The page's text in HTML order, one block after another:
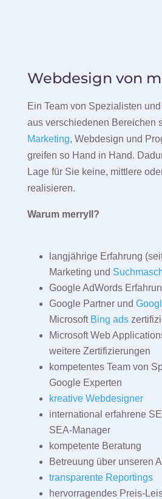
Webdesign von
Ein Team von Spezialisten und
aus verschiedenen Bereichen
Marketing, Webdesign und
greifen so Hand in Hand.
Lage für Sie keine, mittlere
realisieren.
Warum merryll?
langjährige Erfahrung
Marketing und
Google AdWords
Google Partner und
Microsoft Bing ads
Microsoft Web
weitere Zertifizierungen
kompetentes Team von
Google Experten
kreative Webdesigner
international erfahrene
SEA-Manager
kompetente Beratung
Betreuung über unseren
transparente Reportings
hervorragendes Preis-